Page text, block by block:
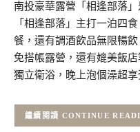
南投豪華露營「相逢部落
「相逢部落」主打一泊四
餐，還有調酒飲品無限暢
免搭帳露營，還有媲美飯
獨立衛浴，晚上泡個澡超
CONTINUE